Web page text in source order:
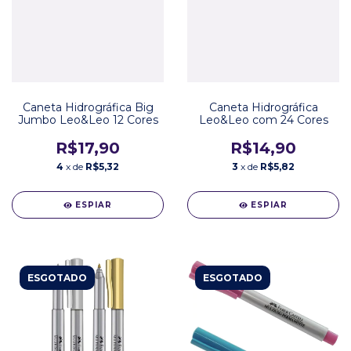
Caneta Hidrográfica Big
Jumbo Leo&Leo 12 Cores
R$17,90
4 x de R$5,32
ESPIAR
Caneta Hidrográfica
Leo&Leo com 24 Cores
R$14,90
3 x de R$5,82
ESPIAR
ESGOTADO ESGOTADO